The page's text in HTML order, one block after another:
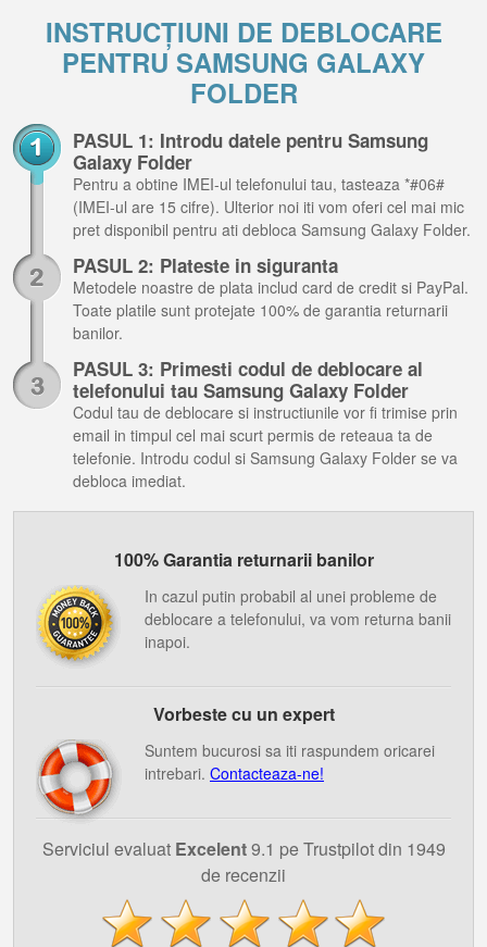
INSTRUCȚIUNI DE DEBLOCARE
PENTRU SAMSUNG GALAXY
FOLDER
PASUL 1: Introdu datele pentru Samsung
Galaxy Folder
Pentru a obtine IMEI-ul telefonului tau, tasteaza *#06#
(IMEI-ul are 15 cifre). Ulterior noi iti vom oferi cel mai mic
pret disponibil pentru ati debloca Samsung Galaxy Folder.
PASUL 2: Plateste in siguranta
Metodele noastre de plata includ card de credit si PayPal.
Toate platile sunt protejate 100% de garantia returnarii
banilor.
PASUL 3: Primesti codul de deblocare al
telefonului tau Samsung Galaxy Folder
Codul tau de deblocare si instructiunile vor fi trimise prin
email in timpul cel mai scurt permis de reteaua ta de
telefonie. Introdu codul si Samsung Galaxy Folder se va
debloca imediat.
100% Garantia returnarii banilor
In cazul putin probabil al unei probleme de
deblocare a telefonului, va vom returna banii
inapoi.
Vorbeste cu un expert
Suntem bucurosi sa iti raspundem oricarei
intrebari. Contacteaza-ne!
Serviciul evaluat Excelent9.1 pe Trustpilot din 1949
de recenzii